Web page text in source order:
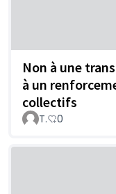
Non à une
à un
collectifs
T. 0